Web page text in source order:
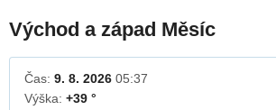
Východ a západ Měsíc
Čas: 9. 8. 2026 05:37
Výška: +39 °